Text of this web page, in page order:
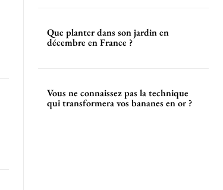
Que planter dans son jardin en
décembre en France ?
Vous ne connaissez pas la technique
qui transformera vos bananes en or ?